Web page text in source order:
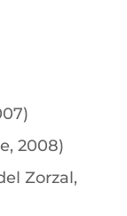
2008)
Zorzal,